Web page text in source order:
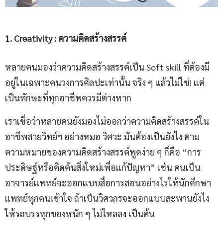
1. Creativity : ความคิดสร้างสรรค์
หลายคนมองว่าความคิดสร้างสรรค์เป็น Soft skill ที่ต้องมี
อยู่ในเฉพาะคนวงการศิลปะเท่านั้น จริง ๆ แล้วไม่ใช่! แต่
เป็นทักษะที่ทุกอาชีพควรมีต่างหาก
เราเชื่อว่าหลายคนยังมองไม่ออกว่าความคิดสร้างสรรค์ใน
อาชีพสายวิทย์ฯ อย่างหมอ วิศวะ มันต้องเป็นยังไง ตาม
ความหมายของความคิดสร้างสรรค์พูดง่าย ๆ ก็คือ “การ
ประดิษฐ์หรือคิดค้นสิ่งใหม่เพื่อแก้ปัญหา” เช่น คนเป็น
อาจารย์แพทย์จะออกแบบสื่อการสอนอย่างไรให้นักศึกษา
แพทย์ทุกคนเข้าใจ ถ้าเป็นวิศวกรจะออกแบบสะพานยังไง
ให้รถบรรทุกของหนัก ๆ ไม่ไหลลง เป็นต้น